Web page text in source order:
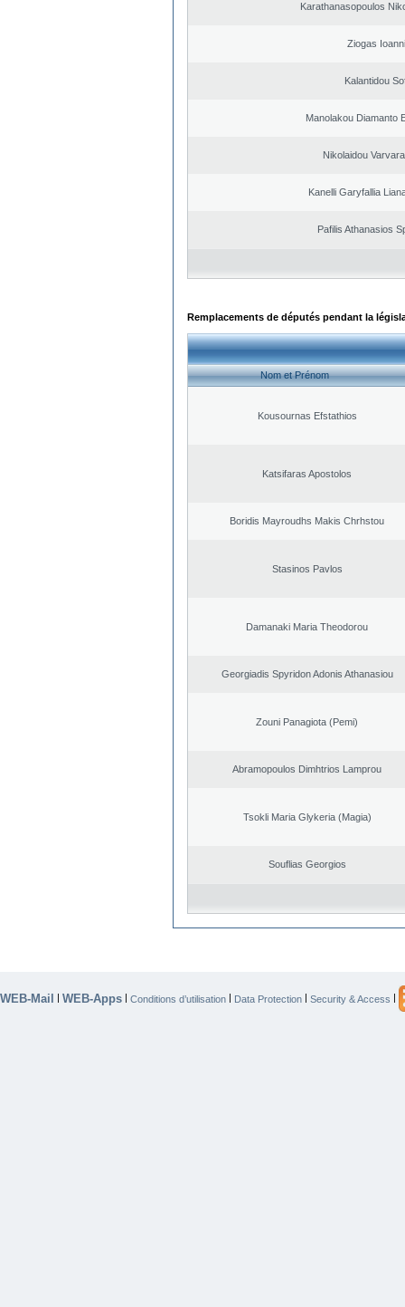
Karathanasopoulos
Ziogas
Kalantidou
Manolakou Diamanto
Nikolaidou
Kanelli Garyfallia
Pafilis Athanasios
Remplacements de députés pendant la
Nom et Prénom
Kousournas Efstathios
Katsifaras Apostolos
Boridis Mayroudhs Makis Chrhstou
Stasinos Pavlos
Damanaki Maria Theodorou
Georgiadis Spyridon Adonis Athanasiou
Zouni Panagiota (Pemi)
Abramopoulos Dimhtrios Lamprou
Tsokli Maria Glykeria (Magia)
Souflias Georgios
WEB-Mail WEB-Apps Conditions d’utilisation Data Protection Security & Access